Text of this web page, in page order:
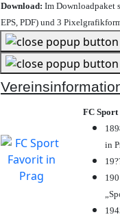
Download: Im Downloadpaket
EPS, PDF) und 3
FC
in